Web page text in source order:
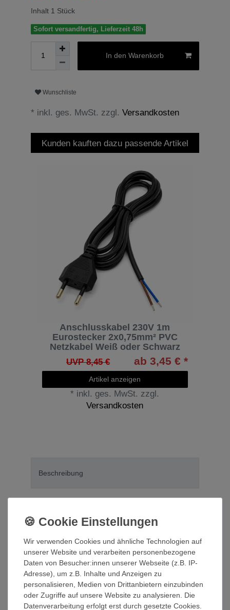
Inhalt 1 Stück
Sofort versandfertig, Lieferzeit 48h
In den Warenkorb
Wunschliste
* inkl. ges. MwSt. zzgl. Versandkosten
Kunden kauften dazu passende Artikel
Anschlusskabel 230V 1m
Eurostecker 2x0,75mm² PVC
Netzkabel Weiß oder Schwarz
UVP 8,45 € ab 3,45 € *
Artikel anzeigen
* inkl. ges. MwSt. zzgl.
Versandkosten
Beschreibung
Betriebsanleitung/Warnhinweise
Weitere Details
Informationen zur Produktsicherheit
Wir verwenden Cookies und ähnliche Technologien auf
unserer Website und verarbeiten personenbezogene
Daten von Besucher:innen unserer Webseite (z.B. IP-
Adresse), um z.B. Inhalte und Anzeigen zu
personalisieren, Medien von Drittanbietern einzubinden
oder Zugriffe auf unsere Website zu analysieren. Die
Datenverarbeitung erfolgt erst durch gesetzte Cookies.